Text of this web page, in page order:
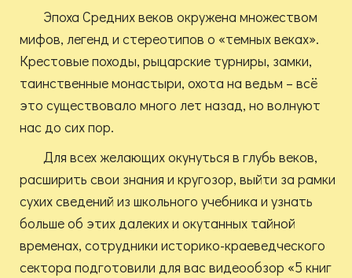
Эпоха Средних веков окружена множеством
мифов, легенд и стереотипов о «темных веках».
Крестовые походы, рыцарские турниры, замки,
таинственные монастыри, охота на ведьм – всё
это существовало много лет назад, но волнуют
нас до сих пор.
Для всех желающих окунуться в глубь веков,
расширить свои знания и кругозор, выйти за рамки
сухих сведений из школьного учебника и узнать
больше об этих далеких и окутанных тайной
временах, сотрудники историко-краеведческого
сектора подготовили для вас видеообзор «5 книг